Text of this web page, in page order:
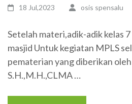
18 Jul,2023 osis spensalu
Setelah materi,adik-adik kelas
masjid Untuk kegiatan MPLS
pematerian yang diberikan
S.H.,M.H.,CLMA …